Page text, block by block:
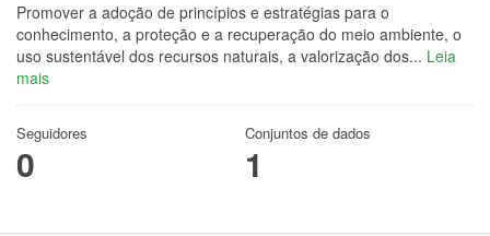
Promover a adoção de princípios e estratégias para o
conhecimento, a proteção e a recuperação do meio ambiente, o
uso sustentável dos recursos naturais, a valorização dos... Leia
mais
Seguidores
0
Conjuntos de dados
1